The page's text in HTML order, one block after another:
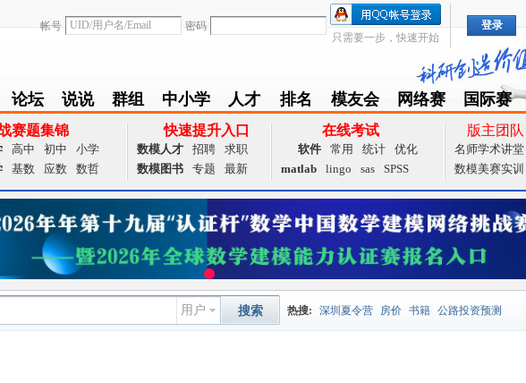
帐号
密码
只需要一步，快速开始
登录
论坛
BBS
说说
Follow
群组
group
中小学
zxx
人才
achieve
排名
Ranklist
模友会
Club
网络赛
TZMCM
国际赛
CAMCM
赛题集锦
高中 初中
小学
基数 应数 数哲
快速提升入口
数模人才 招聘
求职
数模图书
专题 最新
在线考试
软件 常用 统计
优化
matlab
lingo sas SPSS
版主团队
名师学术讲堂
数模美赛实训
用户 搜索 热搜: 深圳夏令营 房价 书籍 公路投资预测